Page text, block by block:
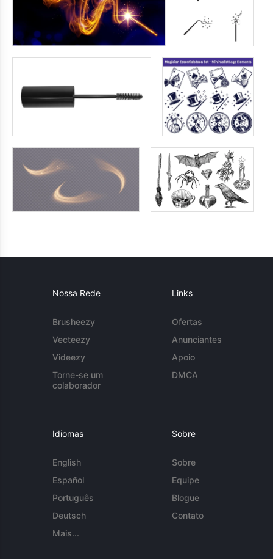
Nossa Rede
Brusheezy
Vecteezy
Videezy
Torne-se um
colaborador
Links
Ofertas
Anunciantes
Apoio
DMCA
Idiomas
English
Español
Português
Deutsch
Mais...
Sobre
Sobre
Equipe
Blogue
Contato